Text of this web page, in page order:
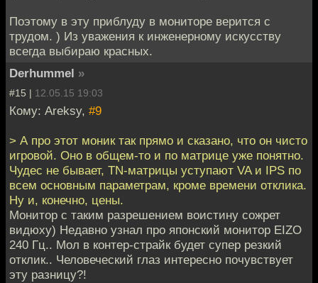
Поэтому в эту приблуду в мониторе верится с
трудом. ) Из уважения к инженерному искусству
всегда выбираю красных.
Derhummel »
#15 | 12.05.15 19:03
Кому: Areksy, #9
> А про этот моник так прямо и сказано, что он чисто
игровой. Оно в общем-то и по матрице уже понятно.
Чудес не бывает, TN-матрицы уступают VA и IPS по
всем основным параметрам, кроме времени отклика.
Ну и, конечно, цены.
Монитор с таким разрешением воистину сожрет
видюху) Недавно узнал про японский монитор EIZO
240 Гц.. Мол в контер-страйк будет супер резкий
отклик.. Человеческий глаз интересно почувствует
эту разницу?!